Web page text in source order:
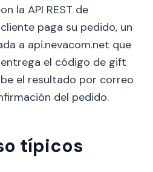
la API REST de
paga su pedido, un
a api.nevacom.net que
el código de gift
el resultado por correo
del pedido.
típicos